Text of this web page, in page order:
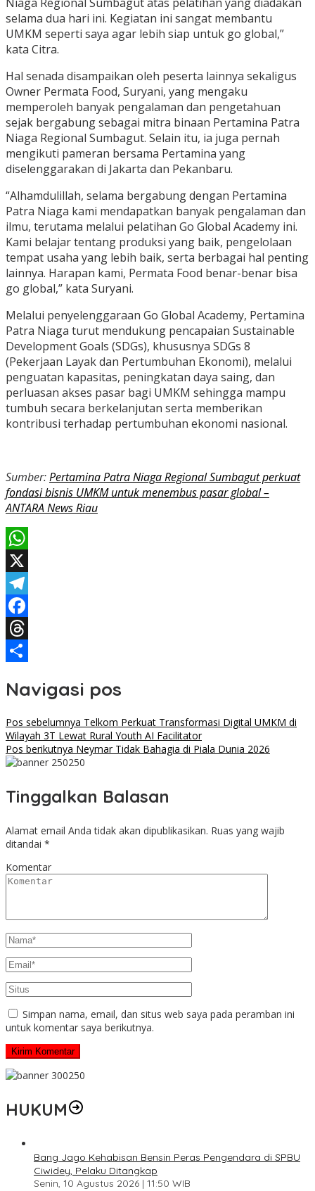
selama dua hari ini. Kegiatan ini sangat membantu
UMKM seperti saya agar lebih siap untuk go global,”
kata Citra.
Hal senada disampaikan oleh peserta lainnya sekaligus
Owner Permata Food, Suryani, yang mengaku
memperoleh banyak pengalaman dan pengetahuan
sejak bergabung sebagai mitra binaan Pertamina Patra
Niaga Regional Sumbagut. Selain itu, ia juga pernah
mengikuti pameran bersama Pertamina yang
diselenggarakan di Jakarta dan Pekanbaru.
“Alhamdulillah, selama bergabung dengan Pertamina
Patra Niaga kami mendapatkan banyak pengalaman dan
ilmu, terutama melalui pelatihan Go Global Academy ini.
Kami belajar tentang produksi yang baik, pengelolaan
tempat usaha yang lebih baik, serta berbagai hal penting
lainnya. Harapan kami, Permata Food benar-benar bisa
go global,” kata Suryani.
Melalui penyelenggaraan Go Global Academy, Pertamina
Patra Niaga turut mendukung pencapaian Sustainable
Development Goals (SDGs), khususnya SDGs 8
(Pekerjaan Layak dan Pertumbuhan Ekonomi), melalui
penguatan kapasitas, peningkatan daya saing, dan
perluasan akses pasar bagi UMKM sehingga mampu
tumbuh secara berkelanjutan serta memberikan
kontribusi terhadap pertumbuhan ekonomi nasional.
Sumber:Pertamina Patra Niaga Regional Sumbagut perkuat
fondasi bisnis UMKM untuk menembus pasar global –
ANTARA News Riau
WhatsApp
X
Telegram
Facebook
Threads
Navigasi pos
Pos sebelumnya Telkom Perkuat Transformasi Digital UMKM di
Wilayah 3T Lewat Rural Youth AI Facilitator
Pos berikutnya Neymar Tidak Bahagia di Piala Dunia 2026
Tinggalkan Balasan
Alamat email Anda tidak akan dipublikasikan. Ruas yang wajib
ditandai *
Komentar
Simpan nama, email, dan situs web saya pada peramban ini
untuk komentar saya berikutnya.
HUKUM
Bang Jago Kehabisan Bensin Peras Pengendara di SPBU
Ciwidey, Pelaku Ditangkap
Senin, 10 Agustus 2026 | 11:50 WIB